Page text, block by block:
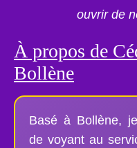
ouvrir de
À propos de
Bollène
Basé à Bollène,
de voyant au